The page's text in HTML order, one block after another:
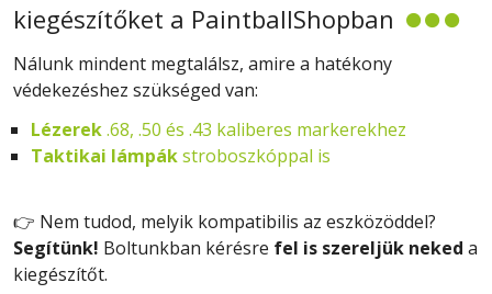
kiegészítőket a PaintballShopban
Nálunk mindent megtalálsz, amire a hatékony
védekezéshez szükséged van:
Lézerek.68, .50 és .43 kaliberes markerekhez
Taktikai lámpákstroboszkóppal is
👉 Nem tudod, melyik kompatibilis az eszközöddel?
Segítünk! Boltunkban kérésre fel is szereljük neked a
kiegészítőt.